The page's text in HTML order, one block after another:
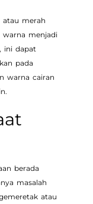
atau merah
warna menjadi
ini dapat
pada
warna cairan
berada
masalah
atau